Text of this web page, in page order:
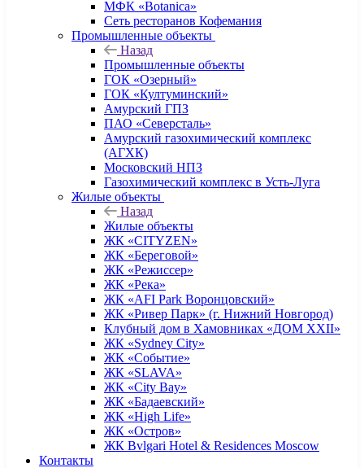
МФК «Botanica»
Сеть ресторанов Кофемания
Промышленные объекты
Назад
Промышленные объекты
ГОК «Озерный»
ГОК «Култуминский»
Амурский ГПЗ
ПАО «Северсталь»
Амурский газохимический комплекс
(АГХК)
Московский НПЗ
Газохимический комплекс в Усть-Луга
Жилые объекты
Назад
Жилые объекты
ЖК «CITYZEN»
ЖК «Береговой»
ЖК «Режиссер»
ЖК «Река»
ЖК «AFI Park Воронцовский»
ЖК «Ривер Парк» (г. Нижний Новгород)
Клубный дом в Хамовниках «ДОМ XXII»
ЖК «Sydney City»
ЖК «Событие»
ЖК «SLAVA»
ЖК «City Bay»
ЖК «Бадаевский»
ЖК «High Life»
ЖК «Остров»
ЖК Bvlgari Hotel & Residences Moscow
Контакты